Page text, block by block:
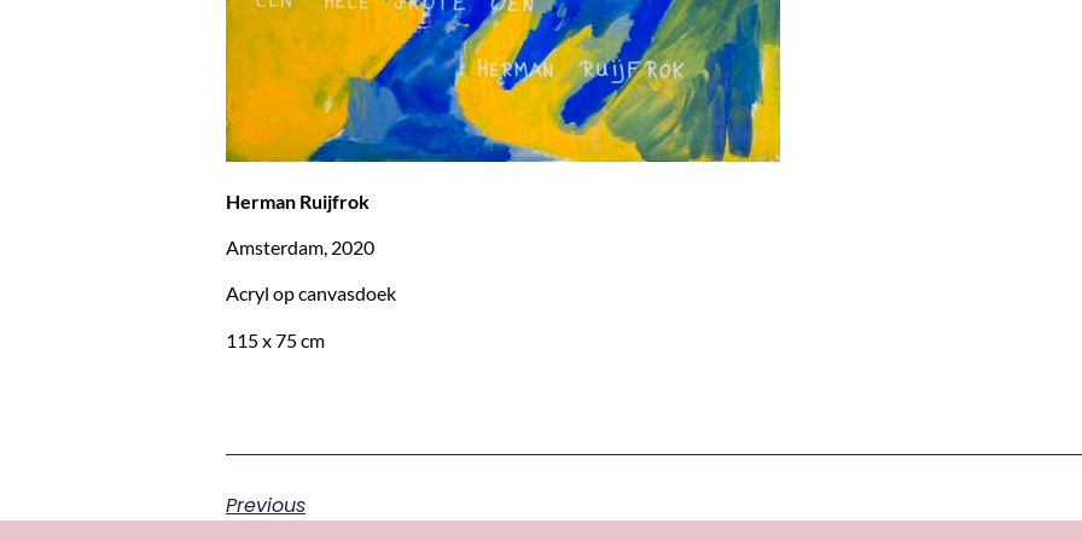
Herman Ruijfrok
Amsterdam, 2020
Acryl op canvasdoek
115 x 75 cm
Previous